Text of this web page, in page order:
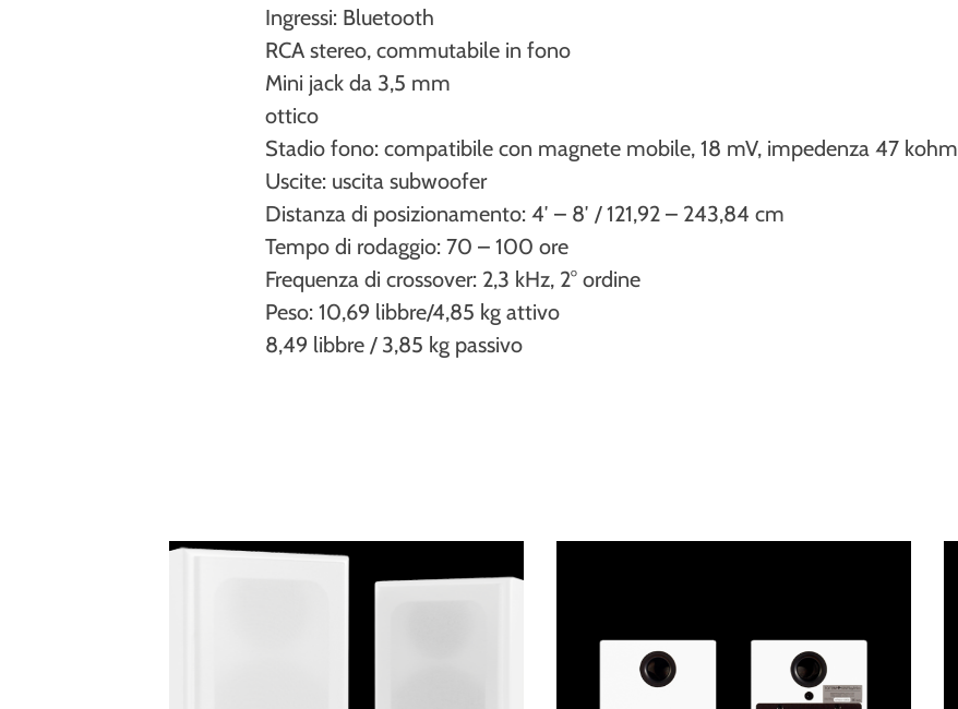
Ingressi: Bluetooth
RCA stereo, commutabile in fono
Mini jack da 3,5 mm
ottico
Stadio fono: compatibile con magnete mobile, 18 mV, impedenza 47 kohm
Uscite: uscita subwoofer
Distanza di posizionamento: 4′ – 8′ / 121,92 – 243,84 cm
Tempo di rodaggio: 70 – 100 ore
Frequenza di crossover: 2,3 kHz, 2° ordine
Peso: 10,69 libbre/4,85 kg attivo
8,49 libbre / 3,85 kg passivo